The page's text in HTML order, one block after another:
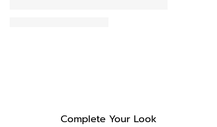
Complete Your Look